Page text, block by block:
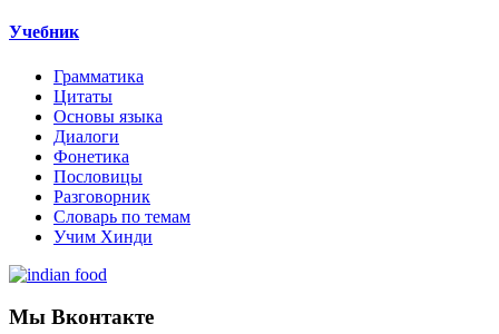
Учебник
Грамматика
Цитаты
Основы языка
Диалоги
Фонетика
Пословицы
Разговорник
Словарь по темам
Учим Хинди
Мы Вконтакте